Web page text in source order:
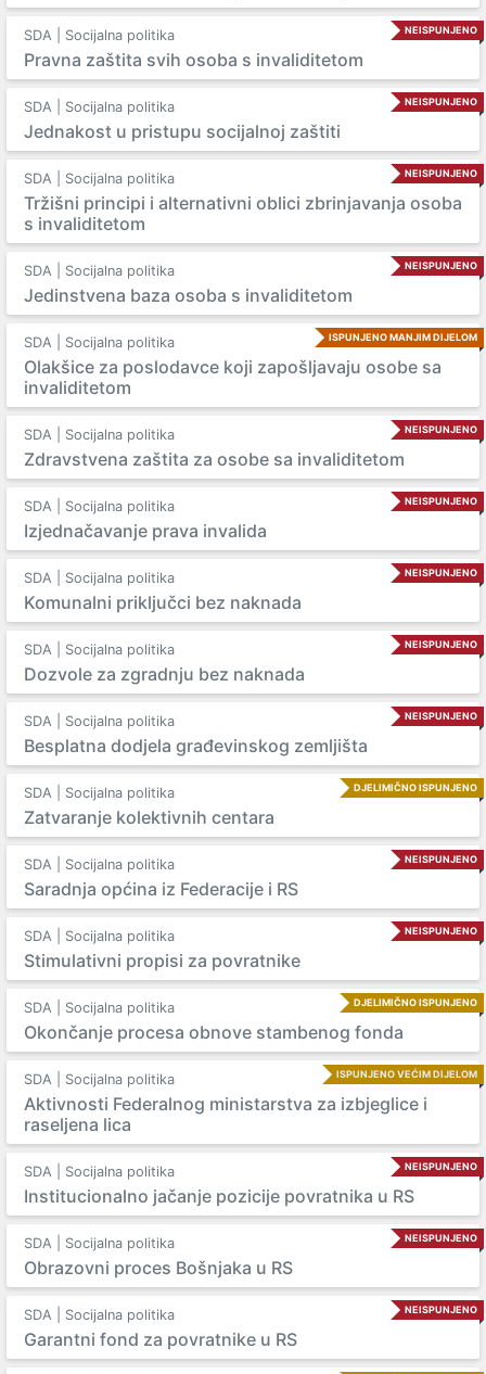
NEISPUNJENO
SDA | Socijalna politika
Pravna zaštita svih osoba s invaliditetom
NEISPUNJENO
SDA | Socijalna politika
Jednakost u pristupu socijalnoj zaštiti
NEISPUNJENO
SDA | Socijalna politika
Tržišni principi i alternativni oblici zbrinjavanja osoba
s invaliditetom
NEISPUNJENO
SDA | Socijalna politika
Jedinstvena baza osoba s invaliditetom
ISPUNJENO MANJIM DIJELOM
SDA | Socijalna politika
Olakšice za poslodavce koji zapošljavaju osobe sa
invaliditetom
NEISPUNJENO
SDA | Socijalna politika
Zdravstvena zaštita za osobe sa invaliditetom
NEISPUNJENO
SDA | Socijalna politika
Izjednačavanje prava invalida
NEISPUNJENO
SDA | Socijalna politika
Komunalni priključci bez naknada
NEISPUNJENO
SDA | Socijalna politika
Dozvole za zgradnju bez naknada
NEISPUNJENO
SDA | Socijalna politika
Besplatna dodjela građevinskog zemljišta
DJELIMIČNO ISPUNJENO
SDA | Socijalna politika
Zatvaranje kolektivnih centara
NEISPUNJENO
SDA | Socijalna politika
Saradnja općina iz Federacije i RS
NEISPUNJENO
SDA | Socijalna politika
Stimulativni propisi za povratnike
DJELIMIČNO ISPUNJENO
SDA | Socijalna politika
Okončanje procesa obnove stambenog fonda
ISPUNJENO VEĆIM DIJELOM
SDA | Socijalna politika
Aktivnosti Federalnog ministarstva za izbjeglice i
raseljena lica
NEISPUNJENO
SDA | Socijalna politika
Institucionalno jačanje pozicije povratnika u RS
NEISPUNJENO
SDA | Socijalna politika
Obrazovni proces Bošnjaka u RS
NEISPUNJENO
SDA | Socijalna politika
Garantni fond za povratnike u RS